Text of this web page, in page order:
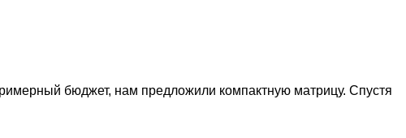
бюджет, нам предложили компактную матрицу. Спустя